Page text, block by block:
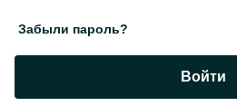
Забыли пароль?
Войти